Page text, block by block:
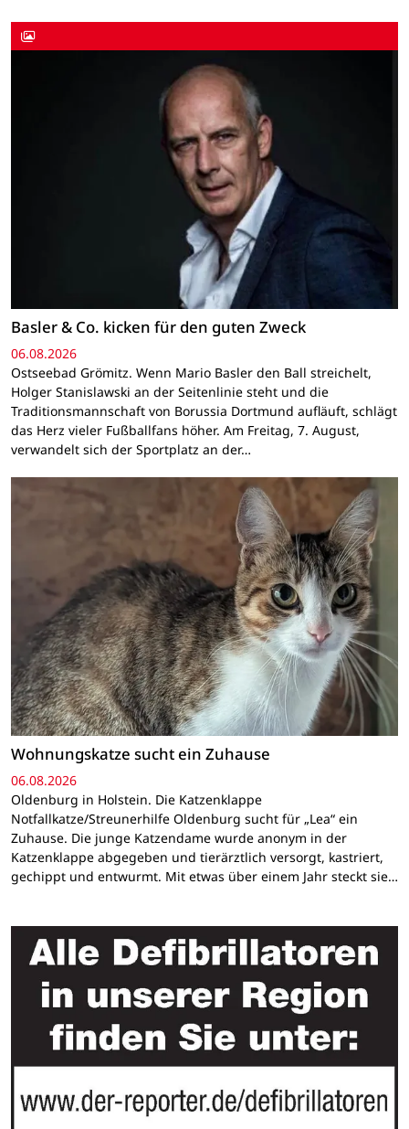
Basler & Co. kicken für den guten Zweck
06.08.2026
Ostseebad Grömitz. Wenn Mario Basler den Ball streichelt,
Holger Stanislawski an der Seitenlinie steht und die
Traditionsmannschaft von Borussia Dortmund aufläuft, schlägt
das Herz vieler Fußballfans höher. Am Freitag, 7. August,
verwandelt sich der Sportplatz an der…
Wohnungskatze sucht ein Zuhause
06.08.2026
Oldenburg in Holstein. Die Katzenklappe
Notfallkatze/Streunerhilfe Oldenburg sucht für „Lea“ ein
Zuhause. Die junge Katzendame wurde anonym in der
Katzenklappe abgegeben und tierärztlich versorgt, kastriert,
gechippt und entwurmt. Mit etwas über einem Jahr steckt sie…